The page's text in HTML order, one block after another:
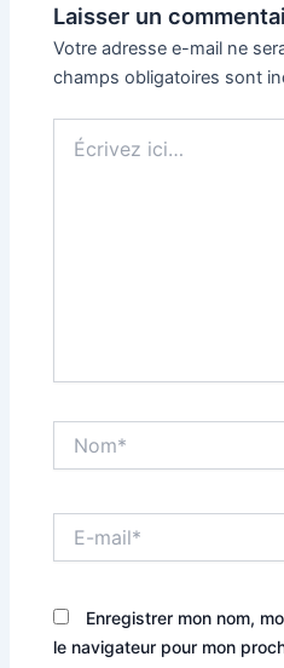
Laisser un
Votre adresse e-mail ne
champs obligatoires sont
ici…
mail*
Enregistrer mon nom,
le navigateur pour mon